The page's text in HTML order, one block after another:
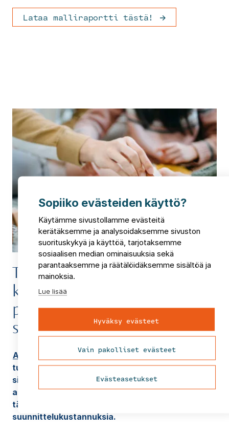
Lataa malliraportti tästä!
Tiesitkö: Avustus taloyhtiöille
kuntotutkimukseen ja
perusparannuksen
suunnitteluun
ARA eli Asumisen rahoitus- ja kehittämiskeskus
tukee kosteus- ja mikrobivaurioituneiden sekä
sisäilmaongelmaisten asuntojen ja
asuinrakennusten kuntotutkimuksia sekä
tällaisten rakennusten perusparannuksen
suunnittelukustannuksia.
Sopiiko evästeiden käyttö?
Käytämme sivustollamme evästeitä
kerätäksemme ja analysoidaksemme sivuston
suorituskykyä ja käyttöä, tarjotaksemme
sosiaalisen median ominaisuuksia sekä
parantaaksemme ja räätälöidäksemme sisältöä ja
mainoksia.
Lue lisää
Hyväksy evästeet
Vain pakolliset evästeet
Evästeasetukset